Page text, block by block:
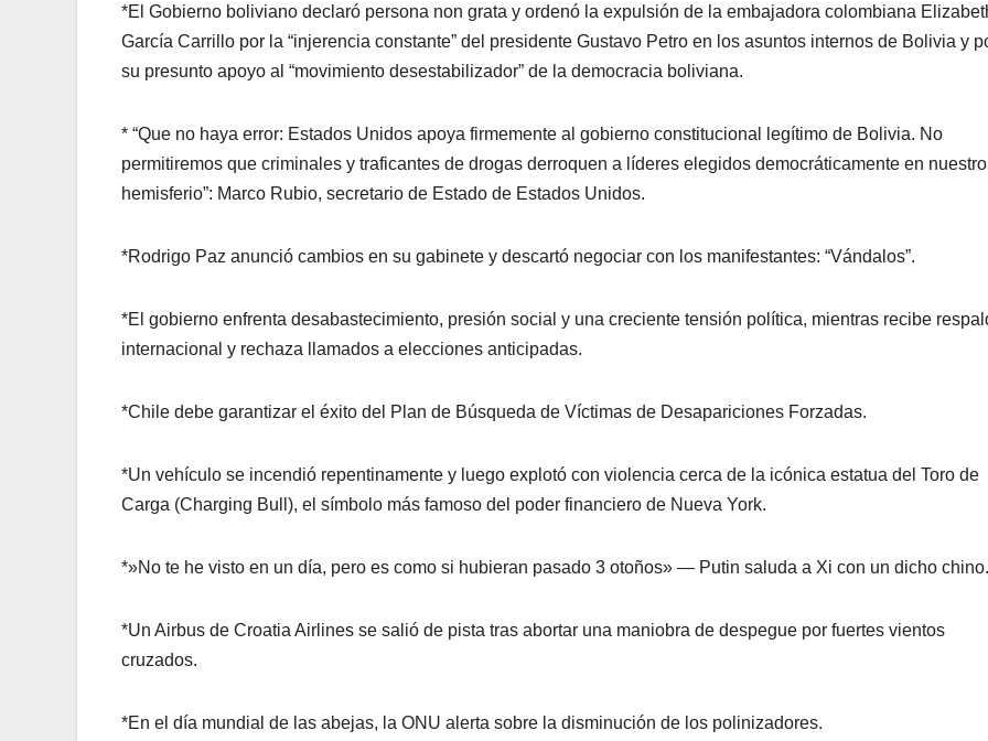
*El Gobierno boliviano declaró persona non grata y ordenó la expulsión de la embajadora colombiana
García Carrillo por la “injerencia constante” del presidente Gustavo Petro en los asuntos internos de Bolivia y
su presunto apoyo al “movimiento desestabilizador” de la democracia boliviana.
* “Que no haya error: Estados Unidos apoya firmemente al gobierno constitucional legítimo de Bolivia. No
permitiremos que criminales y traficantes de drogas derroquen a líderes elegidos democráticamente en nuestro
hemisferio”: Marco Rubio, secretario de Estado de Estados Unidos.
*Rodrigo Paz anunció cambios en su gabinete y descartó negociar con los manifestantes: “Vándalos”.
*El gobierno enfrenta desabastecimiento, presión social y una creciente tensión política, mientras recibe
internacional y rechaza llamados a elecciones anticipadas.
*Chile debe garantizar el éxito del Plan de Búsqueda de Víctimas de Desapariciones Forzadas.
*Un vehículo se incendió repentinamente y luego explotó con violencia cerca de la icónica estatua del Toro de
Carga (Charging Bull), el símbolo más famoso del poder financiero de Nueva York.
*»No te he visto en un día, pero es como si hubieran pasado 3 otoños» — Putin saluda a Xi con un dicho chino.
*Un Airbus de Croatia Airlines se salió de pista tras abortar una maniobra de despegue por fuertes vientos
cruzados.
*En el día mundial de las abejas, la ONU alerta sobre la disminución de los polinizadores.